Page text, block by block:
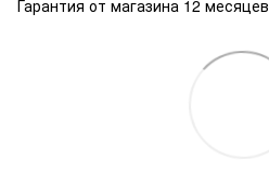
Гарантия от магазина 12 месяцев